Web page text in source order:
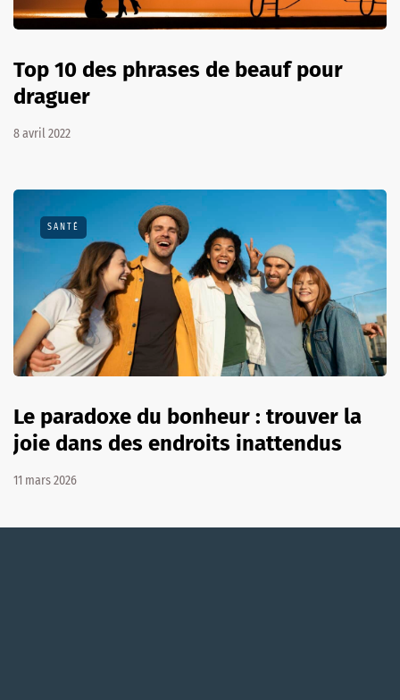
Top 10 des phrases de beauf pour
draguer
8 avril 2022
SANTÉ
Le paradoxe du bonheur : trouver la
joie dans des endroits inattendus
11 mars 2026